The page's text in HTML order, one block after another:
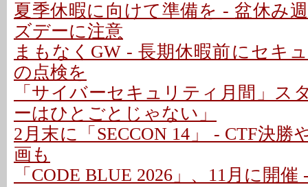
夏季休暇に向けて準備を - 盆休み
ズデーに注意
まもなくGW - 長期休暇前にセキ
の点検を
「サイバーセキュリティ月間」ス
ーはひとごとじゃない」
2月末に「SECCON 14」 - CTF決勝
画も
「CODE BLUE 2026」、11月に開